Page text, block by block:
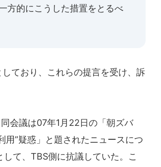
方的にこうした措置をとるべ
ており、これらの提言を受け、訴
会議は07年1月22日の「朝ズバ
”疑惑」と題されたニュースにつ
て、TBS側に抗議していた。こ